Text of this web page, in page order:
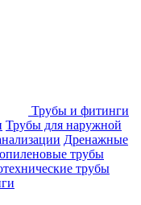
Трубы и фитинги
Трубы для наружной
Дренажные
трубы
трубы